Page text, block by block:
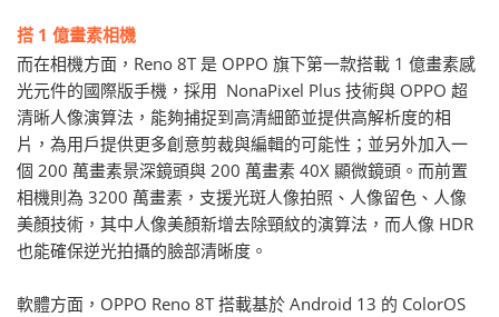
搭 1 億畫素相機
而在相機方面，Reno 8T 是 OPPO 旗下第一款搭載 1 億畫素感
光元件的國際版手機，採用 NonaPixel Plus 技術與 OPPO 超
清晰人像演算法，能夠捕捉到高清細節並提供高解析度的相
片，為用戶提供更多創意剪裁與編輯的可能性；並另外加入一
個 200 萬畫素景深鏡頭與 200 萬畫素 40X 顯微鏡頭。而前置
相機則為 3200 萬畫素，支援光斑人像拍照、人像留色、人像
美顏技術，其中人像美顏新增去除頸紋的演算法，而人像 HDR
也能確保逆光拍攝的臉部清晰度。
軟體方面，OPPO Reno 8T 搭載基於 Android 13 的 ColorOS